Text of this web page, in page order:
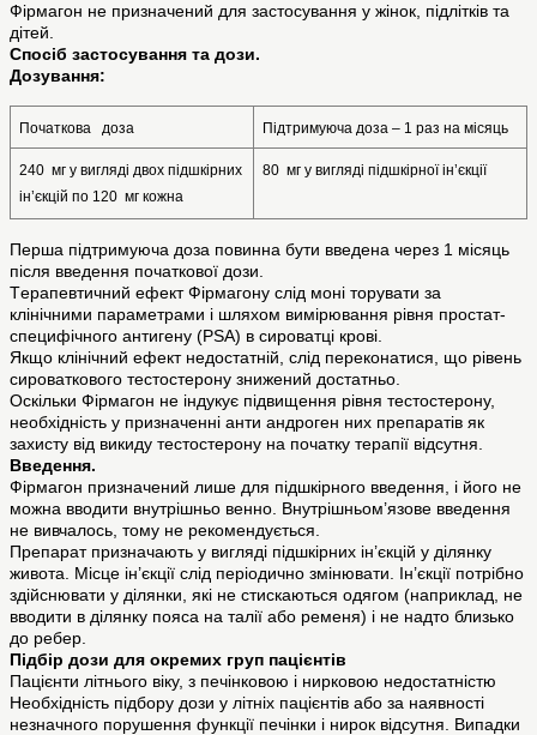
Фірмагон не призначений для застосування у жінок, підлітків та
дітей.
Спосіб застосування та дози.
Дозування:
Початкова   доза Підтримуюча доза – 1 раз на місяць
240  мг у вигляді двох підшкірних
ін’єкцій по 120  мг кожна
80  мг у вигляді підшкірної ін’єкції
Перша підтримуюча доза повинна бути введена через 1 місяць
після введення початкової дози.
Tерапевтичний ефект Фірмагону слід моні торувати за
клінічними параметрами і шляхом вимірювання рівня простат-
специфічного антигену (PSA) в сироватці крові.
Якщо клінічний ефект недостатній, слід переконатися, що рівень
сироваткового тестостерону знижений достатньо.
Оскільки Фірмагон не індукує підвищення рівня тестостерону,
необхідність у призначенні анти андроген них препаратів як
захисту від викиду тестостерону на початку терапії відсутня.
Введення.
Фірмагон призначений лише для підшкірного введення, і його не
можна вводити внутрішньо венно. Внутрішньом’язове введення
не вивчалось, тому не рекомендується.
Препарат призначають у вигляді підшкірних ін’єкцій у ділянку
живота. Місце ін’єкції слід періодично змінювати. Ін’єкції потрібно
здійснювати у ділянки, які не стискаються одягом (наприклад, не
вводити в ділянку пояса на талії або ременя) і не надто близько
до ребер.
Підбір дози для окремих груп пацієнтів
Пацієнти літнього віку, з печінковою і нирковою недостатністю
Необхідність підбору дози у літніх пацієнтів або за наявності
незначного порушення функції печінки і нирок відсутня. Випадки